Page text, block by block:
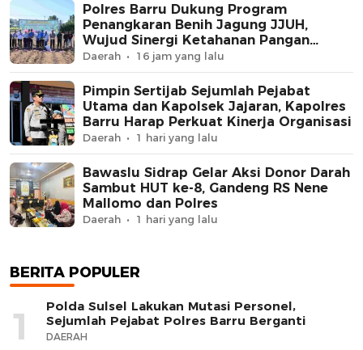
Polres Barru Dukung Program
Penangkaran Benih Jagung JJUH,
Wujud Sinergi Ketahanan Pangan
Nasional
Daerah 16 jam yang lalu
Pimpin Sertijab Sejumlah Pejabat
Utama dan Kapolsek Jajaran, Kapolres
Barru Harap Perkuat Kinerja Organisasi
Daerah 1 hari yang lalu
Bawaslu Sidrap Gelar Aksi Donor Darah
Sambut HUT ke-8, Gandeng RS Nene
Mallomo dan Polres
Daerah 1 hari yang lalu
BERITA POPULER
1
Polda Sulsel Lakukan Mutasi Personel,
Sejumlah Pejabat Polres Barru Berganti
DAERAH